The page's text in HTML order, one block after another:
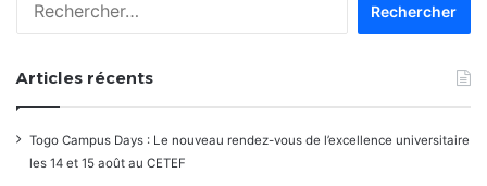
Articles récents
Togo Campus Days : Le nouveau rendez-vous de l’excellence universitaire
les 14 et 15 août au CETEF